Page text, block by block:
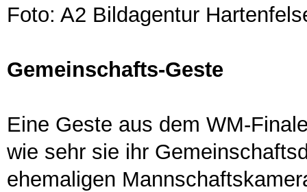
Foto: A2 Bildagentur
Gemeinschafts-Geste
Eine Geste aus dem WM-
wie sehr sie ihr
ehemaligen